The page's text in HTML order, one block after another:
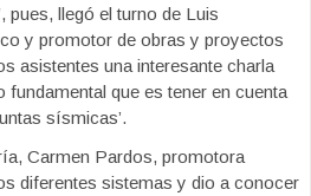
pues, llegó el turno de Luis
y promotor de obras y proyectos
asistentes una interesante charla
que es tener en cuenta
sísmicas’.
Carmen Pardos, promotora
diferentes sistemas y dio a conocer